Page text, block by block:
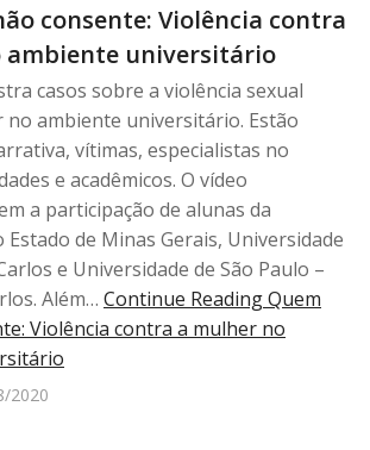
consente: Violência contra
ambiente universitário
casos sobre a violência sexual
ambiente universitário. Estão
vítimas, especialistas no
e acadêmicos. O vídeo
a participação de alunas da
Estado de Minas Gerais, Universidade
e Universidade de São Paulo –
Além… Continue ReadingQuem
Violência contra a mulher no
2020